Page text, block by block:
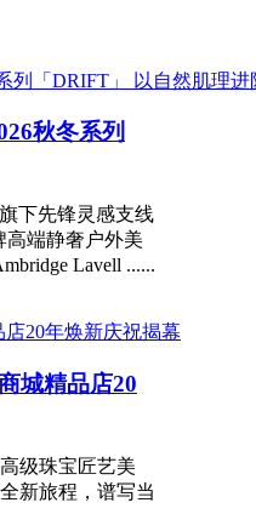
秋冬系列
下先锋灵感支线
高端静奢户外美
Lavell ......
城精品店20
级珠宝匠艺美
新旅程，谱写当